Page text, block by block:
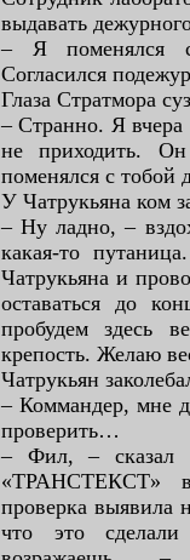
выдавать
– Я поменялся
Согласился
Глаза Стратмора
– Странно. Я вчера
не приходить.
поменялся с тобой
У Чатрукьяна ком
– Ну ладно, –
какая-то
Чатрукьяна и
оставаться до
пробудем здесь
крепость. Желаю
Чатрукьян
– Коммандер, мне
проверить…
– Фил, – сказал
«ТРАНСТЕКСТ»
проверка выявила
что это